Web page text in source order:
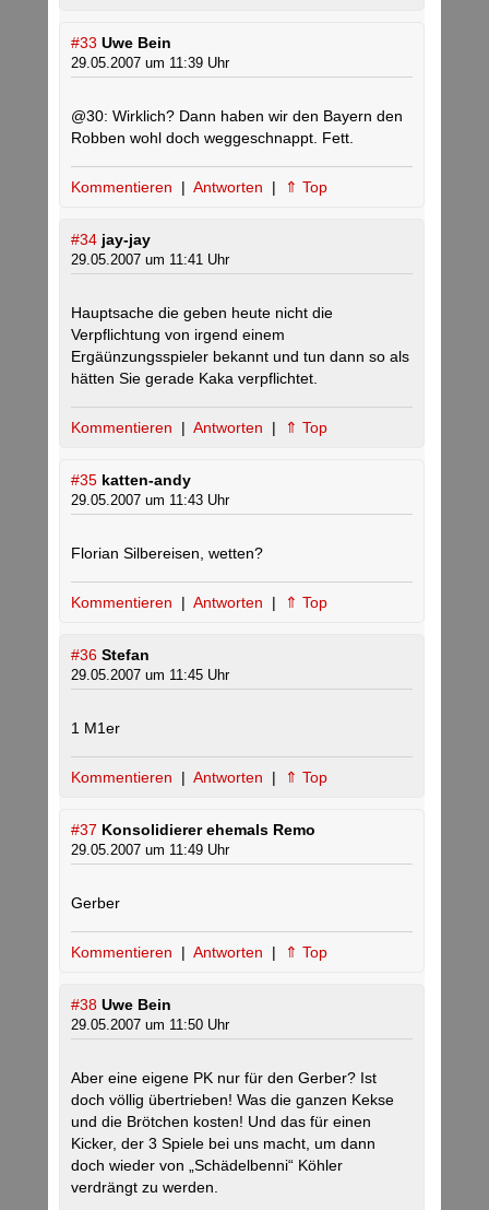
#33 Uwe Bein
29.05.2007 um 11:39 Uhr
@30: Wirklich? Dann haben wir den Bayern den
Robben wohl doch weggeschnappt. Fett.
Kommentieren | Antworten | ⇑ Top
#34 jay-jay
29.05.2007 um 11:41 Uhr
Hauptsache die geben heute nicht die
Verpflichtung von irgend einem
Ergäünzungsspieler bekannt und tun dann so als
hätten Sie gerade Kaka verpflichtet.
Kommentieren | Antworten | ⇑ Top
#35 katten-andy
29.05.2007 um 11:43 Uhr
Florian Silbereisen, wetten?
Kommentieren | Antworten | ⇑ Top
#36 Stefan
29.05.2007 um 11:45 Uhr
1 M1er
Kommentieren | Antworten | ⇑ Top
#37 Konsolidierer ehemals Remo
29.05.2007 um 11:49 Uhr
Gerber
Kommentieren | Antworten | ⇑ Top
#38 Uwe Bein
29.05.2007 um 11:50 Uhr
Aber eine eigene PK nur für den Gerber? Ist
doch völlig übertrieben! Was die ganzen Kekse
und die Brötchen kosten! Und das für einen
Kicker, der 3 Spiele bei uns macht, um dann
doch wieder von „Schädelbenni“ Köhler
verdrängt zu werden.